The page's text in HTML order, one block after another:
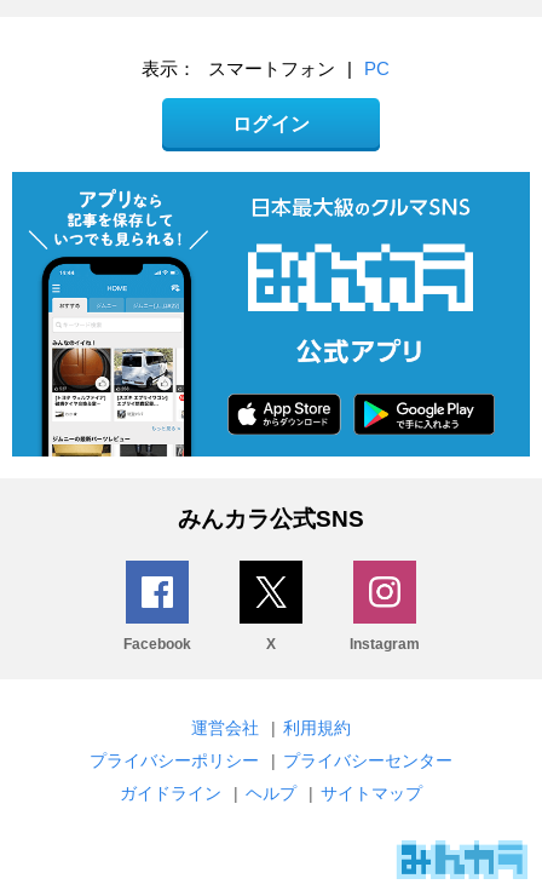
表示： スマートフォン | PC
ログイン
みんカラ公式SNS
Facebook X Instagram
運営会社 | 利用規約
プライバシーポリシー
| プライバシーセンター
ガイドライン
| ヘルプ | サイトマップ